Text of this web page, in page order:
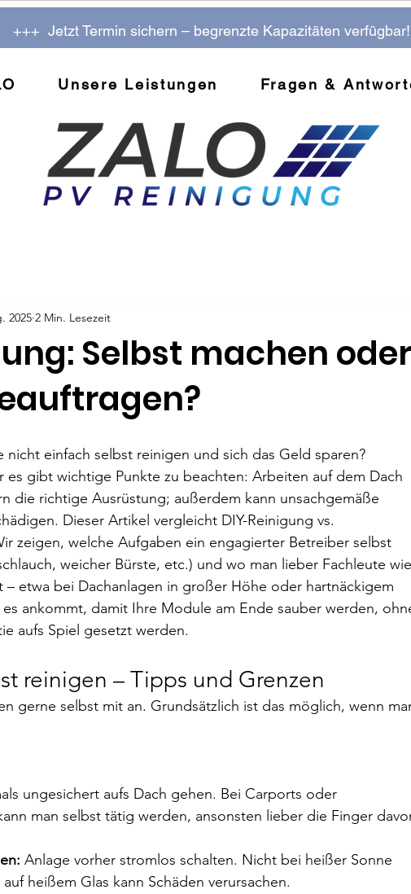
+++ Jetzt Termin sichern – begrenzte Kapazitäten
Unsere Leistungen Fragen &
Selbst machen oder
2025 2 Min. Lesezeit
nicht einfach selbst reinigen und sich das Geld sparen?
es gibt wichtige Punkte zu beachten: Arbeiten auf dem Dach
die richtige Ausrüstung; außerdem kann unsachgemäße
Dieser Artikel vergleicht DIY-Reinigung vs.
zeigen, welche Aufgaben ein engagierter Betreiber selbst
weicher Bürste, etc.) und wo man lieber Fachleute
– etwa bei Dachanlagen in großer Höhe oder hartnäckigem
es ankommt, damit Ihre Module am Ende sauber werden,
aufs Spiel gesetzt werden.
reinigen – Tipps und Grenzen
gerne selbst mit an. Grundsätzlich ist das möglich, wenn
ungesichert aufs Dach gehen. Bei Carports oder
man selbst tätig werden, ansonsten lieber die Finger
Anlage vorher stromlos schalten. Nicht bei heißer Sonne
heißem Glas kann Schäden verursachen.